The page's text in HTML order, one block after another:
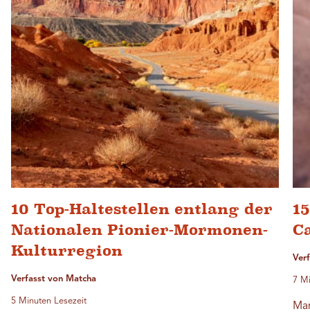
10 Top-Haltestellen entlang der
Nationalen Pionier-Mormonen-
Kulturregion
Verfasst von Matcha
5 Minuten Lesezeit
7